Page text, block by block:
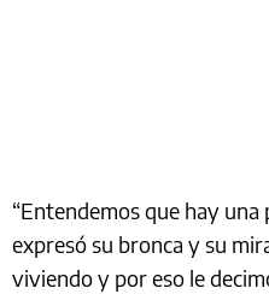
“Entendemos que hay
expresó su bronca y su
viviendo y por eso le